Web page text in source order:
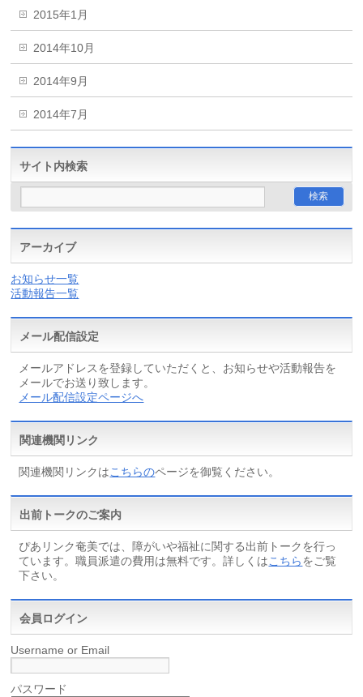
2015年1月
2014年10月
2014年9月
2014年7月
サイト内検索
アーカイブ
お知らせ一覧
活動報告一覧
メール配信設定
メールアドレスを登録していただくと、お知らせや活動報告を
メールでお送り致します。
メール配信設定ページへ
関連機関リンク
関連機関リンクはこちらのページを御覧ください。
出前トークのご案内
ぴあリンク奄美では、障がいや福祉に関する出前トークを行っ
ています。職員派遣の費用は無料です。詳しくはこちらをご覧
下さい。
会員ログイン
Username or Email
パスワード